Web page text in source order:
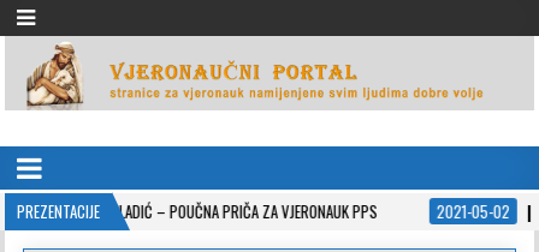
VJERONAUČNI PORTAL
PREZENTACIJE
– POUČNA PRIČA ZA VJERONAUK PPS 2021-05-02 ISUSOVE